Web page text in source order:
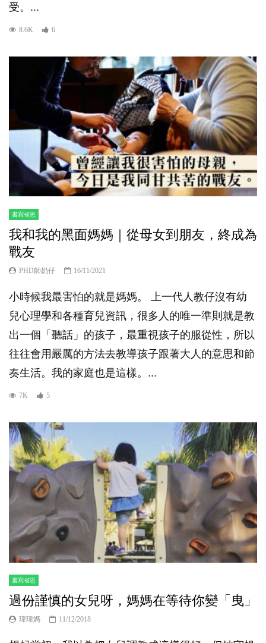
受。...
8.6K 6
書寫省思
我和我的黑面媽媽｜從母女到朋友，終成為
戰友
PHD師奶仔 16/11/2021
小時候我最害怕的就是媽媽。 上一代人教仔沒有幼
兒心理學和各種育兒資訊，很多人的唯一準則就是教
出一個「聽話」的孩子，最重視孩子的服從性，所以
往往會用嚴厲的方法去教導孩子跟著大人的意思和節
奏生活。我的家庭也是這樣。...
7K 5
書寫省思
過份謹慎的女兒呀，媽媽在等待你變「曳」
瑋瑋媽 11/12/2018